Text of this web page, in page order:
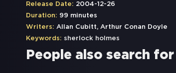
Release Date: 2004-12-26
Duration: 99 minutes
Writers: Allan Cubitt, Arthur Conan Doyle
Keywords: sherlock holmes
People also search for